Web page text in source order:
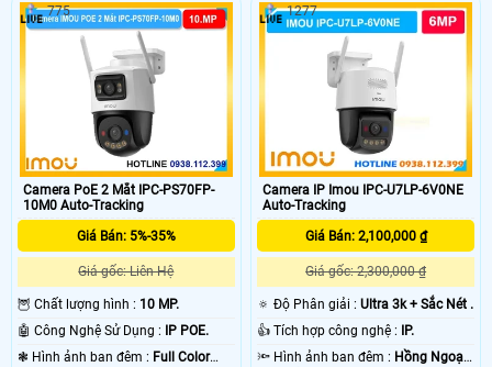
Camera PoE 2 Mắt IPC-PS70FP-
10M0 Auto-Tracking
Giá Bán: 5%-35%
Giá gốc: Liên Hệ
🦉 Chất lượng hình : 10 MP.
🤖️ Công Nghệ Sử Dụng : IP POE.
❃ Hình ảnh ban đêm : Full Color
775
Camera IP Imou IPC-U7LP-6V0NE
Auto-Tracking
Giá Bán: 2,100,000 ₫
Giá gốc: 2,300,000 ₫
🔅 Độ Phân giải :Ultra 3k + Sắc Nét .
👍 Tích hợp công nghệ : IP.
🔦 Hình ảnh ban đêm : Hồng Ngoại
1277